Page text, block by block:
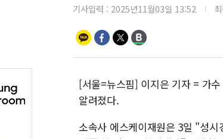
기사입력 : 2025년11월03일 13:52
[서울=뉴스핌] 이지은 기자 = 가
알려졌다.
소속사 에스케이재원은 3일 "성